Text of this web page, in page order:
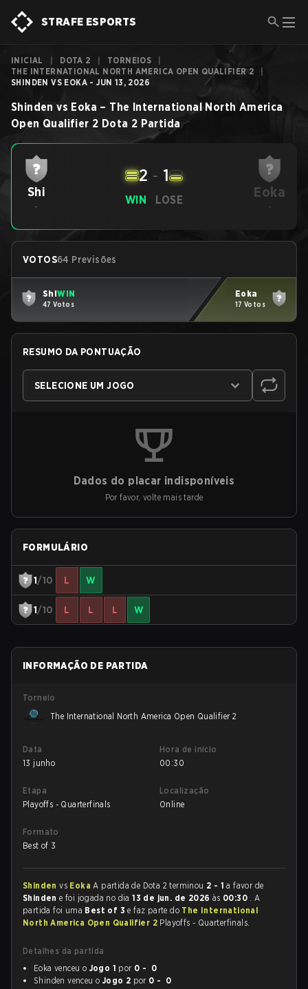
STRAFE ESPORTS
INICIAL DOTA 2 TORNEIOS
THE INTERNATIONAL NORTH AMERICA OPEN QUALIFIER 2
SHINDEN VS EOKA - JUN 13, 2026
Shinden vs Eoka – The International North America
Open Qualifier 2 Dota 2 Partida
Shi
-
WIN
2 - 1
LOSE Eoka
-
VOTOS64 Previsões
ShiWIN
47 Votos
Eoka
17 Votos
RESUMO DA PONTUAÇÃO
SELECIONE UM JOGO
Dados do placar indisponíveis
Por favor, volte mais tarde
FORMULÁRIO
1/10 L W
1/10 L L L W
INFORMAÇÃO DE PARTIDA
Torneio
The International North America Open Qualifier 2
Data
13 junho
Hora de início
00:30
Etapa
Playoffs - Quarterfinals
Localização
Online
Formato
Best of 3
Shindenvs EokaA partida de Dota 2 terminou 2 - 1 a favor de
Shindene foi jogada no dia13 de jun. de 2026 às 00:30 . A
partida foi uma Best of 3e faz parte do The International
North America Open Qualifier 2 Playoffs - Quarterfinals.
Detalhes da partida
Eoka venceu o Jogo 1 por 0 - 0
Shinden venceu o Jogo 2 por 0 - 0